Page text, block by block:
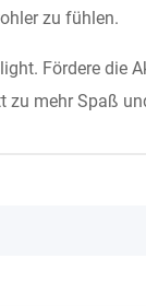
zu fühlen.
Fördere
zu mehr Spaß